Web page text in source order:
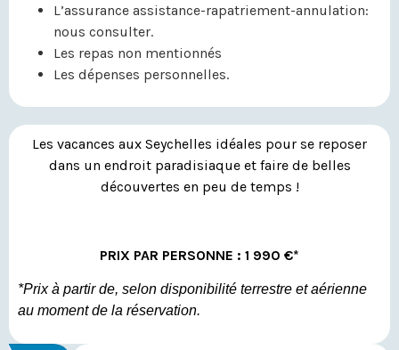
L’assurance assistance-rapatriement-annulation:
nous consulter.
Les repas non mentionnés
Les dépenses personnelles.
Les vacances aux Seychelles idéales pour se reposer
dans un endroit paradisiaque et faire de belles
découvertes en peu de temps !
PRIX PAR PERSONNE : 1 990 €*
*Prix à partir de, selon disponibilité terrestre et aérienne
au moment de la réservation.